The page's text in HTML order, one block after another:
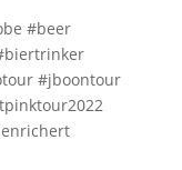
#beer
#jboontour